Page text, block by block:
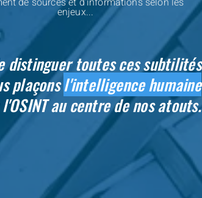
enjeux...
toutes ces subtilités
plaçonsl'intelligence humaine
au centre de nos atouts.